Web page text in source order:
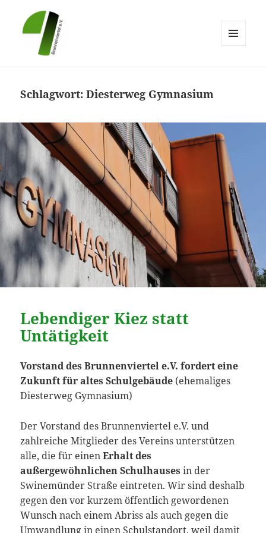
Schlagwort:Diesterweg Gymnasium
Lebendiger Kiez statt
Untätigkeit
Vorstand des Brunnenviertel e.V. fordert eine
Zukunft für altes Schulgebäude (ehemaliges
Diesterweg Gymnasium)
Der Vorstand des Brunnenviertel e.V. und
zahlreiche Mitglieder des Vereins unterstützen
alle, die für einenErhalt des
außergewöhnlichen Schulhauses in der
Swinemünder Straße eintreten. Wir sind deshalb
gegen den vor kurzem öffentlich gewordenen
Wunsch nach einem Abriss als auch gegen die
Umwandlung in einen Schulstandort, weil damit